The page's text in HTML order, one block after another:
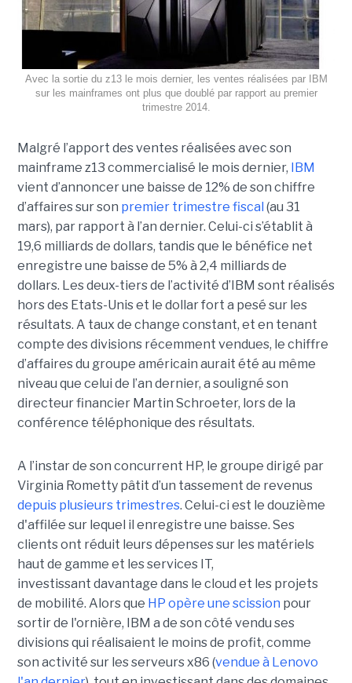
Avec la sortie du z13 le mois dernier, les ventes réalisées par IBM
sur les mainframes ont plus que doublé par rapport au premier
trimestre 2014.
Malgré l’apport des ventes réalisées avec son
mainframe z13 commercialisé le mois dernier,
IBM
vient d’annoncer une baisse de 12% de son chiffre
d’affaires sur son premier trimestre fiscal (au 31
mars), par rapport à l’an dernier. Celui-ci s’établit à
19,6 milliards de dollars, tandis que le bénéfice net
enregistre une baisse de 5% à 2,4 milliards de
dollars. Les deux-tiers de l’activité d’IBM sont réalisés
hors des Etats-Unis et le dollar fort a pesé sur les
résultats. A taux de change constant, et en tenant
compte des divisions récemment vendues, le chiffre
d’affaires du groupe américain aurait été au même
niveau que celui de l’an dernier, a souligné son
directeur financier Martin Schroeter, lors de la
conférence téléphonique des résultats.
A l’instar de son concurrent HP, le groupe dirigé par
Virginia Rometty pâtit d’un tassement de revenus
depuis plusieurs trimestres. Celui-ci est le douzième
d'affilée sur lequel il enregistre une baisse. Ses
clients ont réduit leurs dépenses sur les matériels
haut de gamme et les services IT,
investissant davantage dans le cloud et les projets
de mobilité. Alors que HP opère une scission pour
sortir de l'ornière, IBM a de son côté vendu ses
divisions qui réalisaient le moins de profit, comme
son activité sur les serveurs x86 (vendue à Lenovo